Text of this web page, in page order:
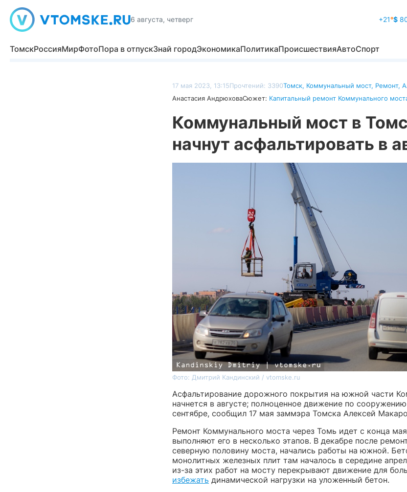
6 августа, четверг +21°$
ТомскРоссияМирФотоПора в отпускЗнай городЭкономикаПолитикаПроисшествияАвтоСпорт
17 мая 2023, 13:15Прочтений: 3390Томск, Коммунальный мост, Ремонт,
Анастасия АндрюховаСюжет: Капитальный ремонт Коммунального
Коммунальный мост в
начнут асфальтировать в
Фото: Дмитрий Кандинский / vtomske.ru
Асфальтирование дорожного покрытия на южной части
начнется в августе; полноценное движение по
сентябре, сообщил 17 мая заммэра Томска Алексей
Ремонт Коммунального моста через Томь идет с конца
выполняют его в несколько этапов. В декабре после
северную половину моста, начались работы на южной.
монолитных железных плит там началось в середине
из-за этих работ на мосту перекрывают движение для
избежать динамической нагрузки на уложенный бетон.